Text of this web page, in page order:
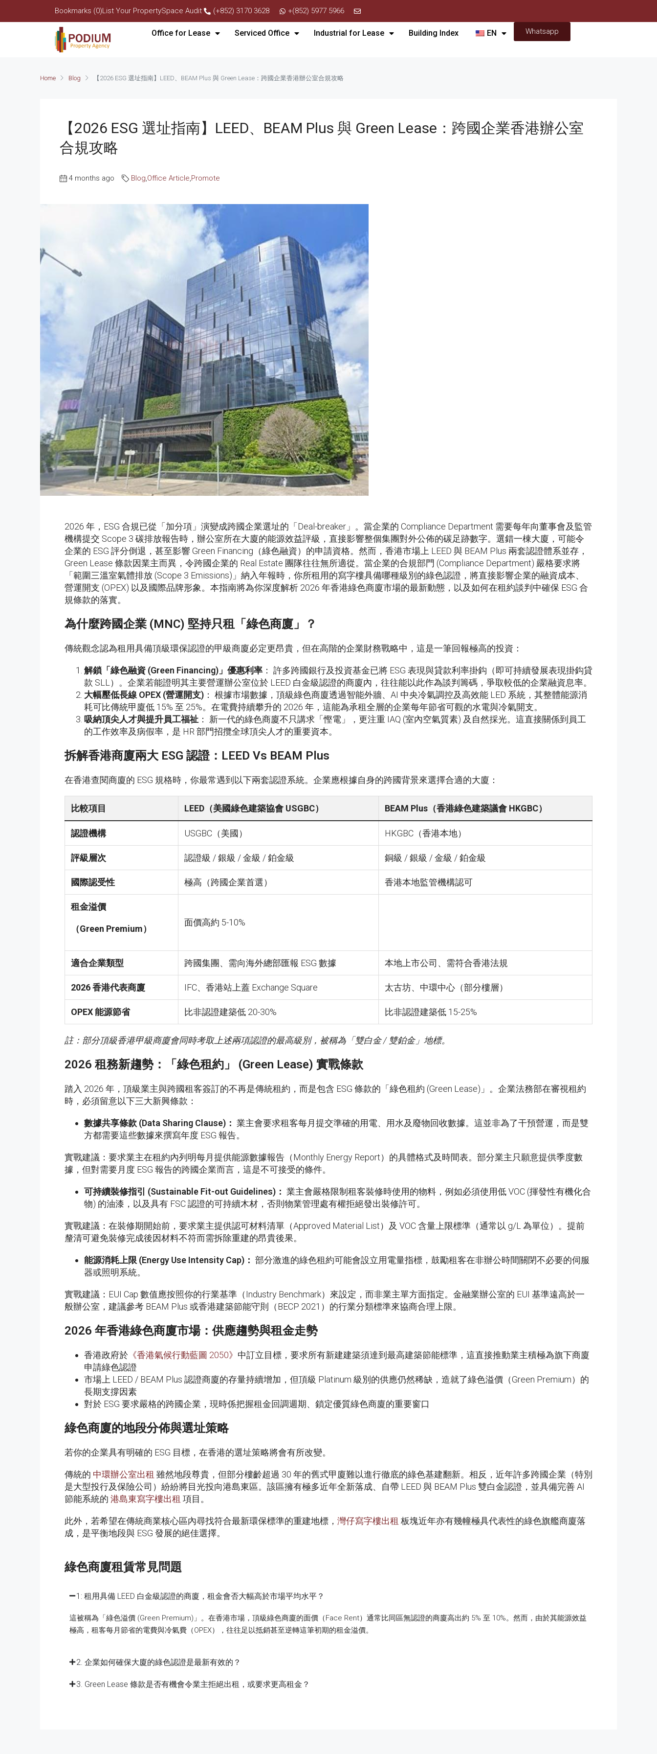
Bookmarks (0)List Your PropertySpace Audit (+852) 3170 3628 +(852) 5977 5966
Office for Lease Serviced Office Industrial for Lease Building Index EN Whatsapp
Home Blog 【2026 ESG 選址指南】LEED、BEAM Plus 與 Green Lease：跨國企業香港辦公室合規攻略
【2026 ESG 選址指南】LEED、BEAM Plus 與 Green Lease：跨國企業香港辦公室
合規攻略
4 months ago Blog,Office Article,Promote
2026 年，ESG 合規已從「加分項」演變成跨國企業選址的「Deal-breaker」。當企業的 Compliance Department 需要每年向董事會及監管
機構提交 Scope 3 碳排放報告時，辦公室所在大廈的能源效益評級，直接影響整個集團對外公佈的碳足跡數字。選錯一棟大廈，可能令
企業的 ESG 評分倒退，甚至影響 Green Financing（綠色融資）的申請資格。然而，香港市場上 LEED 與 BEAM Plus 兩套認證體系並存，
Green Lease 條款因業主而異，令跨國企業的 Real Estate 團隊往往無所適從。當企業的合規部門 (Compliance Department) 嚴格要求將
「範圍三溫室氣體排放 (Scope 3 Emissions)」納入年報時，你所租用的寫字樓具備哪種級別的綠色認證，將直接影響企業的融資成本、
營運開支 (OPEX) 以及國際品牌形象。本指南將為你深度解析 2026 年香港綠色商廈市場的最新動態，以及如何在租約談判中確保 ESG 合
規條款的落實。
為什麼跨國企業 (MNC) 堅持只租「綠色商廈」？
傳統觀念認為租用具備頂級環保認證的甲級商廈必定更昂貴，但在高階的企業財務戰略中，這是一筆回報極高的投資：
解鎖「綠色融資 (Green Financing) 」優惠利率 ： 許多跨國銀行及投資基金已將 ESG 表現與貸款利率掛鈎（即可持續發展表現掛鈎貸
款 SLL）。企業若能證明其主要營運辦公室位於 LEED 白金級認證的商廈內，往往能以此作為談判籌碼，爭取較低的企業融資息率。
大幅壓低長線 OPEX (營運開支) ： 根據市場數據，頂級綠色商廈透過智能外牆、AI 中央冷氣調控及高效能 LED 系統，其整體能源消
耗可比傳統甲廈低 15% 至 25%。在電費持續攀升的 2026 年，這能為承租全層的企業每年節省可觀的水電與冷氣開支。
吸納頂尖人才與提升員工福祉 ： 新一代的綠色商廈不只講求「慳電」，更注重 IAQ (室內空氣質素) 及自然採光。這直接關係到員工
的工作效率及病假率，是 HR 部門招攬全球頂尖人才的重要資本。
拆解香港商廈兩大 ESG 認證： LEED Vs BEAM Plus
在香港查閱商廈的 ESG 規格時，你最常遇到以下兩套認證系統。企業應根據自身的跨國背景來選擇合適的大廈：
比較項目 LEED（美國綠色建築協會 USGBC） BEAM Plus（香港綠色建築議會 HKGBC）
認證機構 USGBC（美國） HKGBC（香港本地）
評級層次 認證級 / 銀級 / 金級 / 鉑金級 銅級 / 銀級 / 金級 / 鉑金級
國際認受性 極高（跨國企業首選） 香港本地監管機構認可
租金溢價
（Green Premium）
面價高約 5-10%
適合企業類型 跨國集團、需向海外總部匯報 ESG 數據 本地上市公司、需符合香港法規
2026 香港代表商廈 IFC、香港站上蓋 Exchange Square 太古坊、中環中心（部分樓層）
OPEX 能源節省 比非認證建築低 20-30% 比非認證建築低 15-25%
註：部分頂級香港甲級商廈會同時考取上述兩項認證的最高級別，被稱為「雙白金/ 雙鉑金」地標。
2026 租務新趨勢：「綠色租約」 (Green Lease) 實戰條款
踏入 2026 年，頂級業主與跨國租客簽訂的不再是傳統租約，而是包含 ESG 條款的「綠色租約 (Green Lease)」。企業法務部在審視租約
時，必須留意以下三大新興條款：
數據共享條款 (Data Sharing Clause) ： 業主會要求租客每月提交準確的用電、用水及廢物回收數據。這並非為了干預營運，而是雙
方都需要這些數據來撰寫年度 ESG 報告。
實戰建議：要求業主在租約內列明每月提供能源數據報告（Monthly Energy Report）的具體格式及時間表。部分業主只願意提供季度數
據，但對需要月度 ESG 報告的跨國企業而言，這是不可接受的條件。
可持續裝修指引 (Sustainable Fit-out Guidelines) ： 業主會嚴格限制租客裝修時使用的物料，例如必須使用低 VOC (揮發性有機化合
物) 的油漆，以及具有 FSC 認證的可持續木材，否則物業管理處有權拒絕發出裝修許可。
實戰建議：在裝修期開始前，要求業主提供認可材料清單（Approved Material List）及 VOC 含量上限標準（通常以 g/L 為單位）。提前
釐清可避免裝修完成後因材料不符而需拆除重建的昂貴後果。
能源消耗上限 (Energy Use Intensity Cap) ： 部分激進的綠色租約可能會設立用電量指標，鼓勵租客在非辦公時間關閉不必要的伺服
器或照明系統。
實戰建議：EUI Cap 數值應按照你的行業基準（Industry Benchmark）來設定，而非業主單方面指定。金融業辦公室的 EUI 基準遠高於一
般辦公室，建議參考 BEAM Plus 或香港建築節能守則（BECP 2021）的行業分類標準來協商合理上限。
2026 年香港綠色商廈市場：供應趨勢與租金走勢
香港政府於 《香港氣候行動藍圖 2050》 中訂立目標，要求所有新建建築須達到最高建築節能標準，這直接推動業主積極為旗下商廈
申請綠色認證
市場上 LEED / BEAM Plus 認證商廈的存量持續增加，但頂級 Platinum 級別的供應仍然稀缺，造就了綠色溢價（Green Premium）的
長期支撐因素
對於 ESG 要求嚴格的跨國企業，現時係把握租金回調週期、鎖定優質綠色商廈的重要窗口
綠色商廈的地段分佈與選址策略
若你的企業具有明確的 ESG 目標，在香港的選址策略將會有所改變。
傳統的 中環辦公室出租 雖然地段尊貴，但部分樓齡超過 30 年的舊式甲廈難以進行徹底的綠色基建翻新。相反，近年許多跨國企業（特別
是大型投行及保險公司）紛紛將目光投向港島東區。該區擁有極多近年全新落成、自帶 LEED 與 BEAM Plus 雙白金認證，並具備完善 AI
節能系統的 港島東寫字樓出租 項目。
此外，若希望在傳統商業核心區內尋找符合最新環保標準的重建地標， 灣仔寫字樓出租 板塊近年亦有幾幢極具代表性的綠色旗艦商廈落
成，是平衡地段與 ESG 發展的絕佳選擇。
綠色商廈租賃常見問題
1: 租用具備 LEED 白金級認證的商廈，租金會否大幅高於市場平均水平？
這被稱為「綠色溢價 (Green Premium)」。在香港市場，頂級綠色商廈的面價（Face Rent）通常比同區無認證的商廈高出約 5% 至 10%。然而，由於其能源效益
極高，租客每月節省的電費與冷氣費（OPEX），往往足以抵銷甚至逆轉這筆初期的租金溢價。
2. 企業如何確保大廈的綠色認證是最新有效的？
3. Green Lease 條款是否有機會令業主拒絕出租，或要求更高租金？